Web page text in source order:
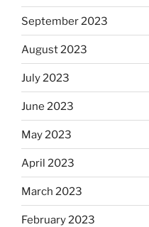
September 2023
August 2023
July 2023
June 2023
May 2023
April 2023
March 2023
February 2023